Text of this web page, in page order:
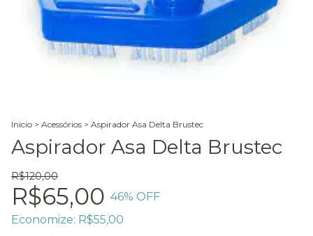
Início > Acessórios > Aspirador Asa Delta Brustec
Aspirador Asa Delta Brustec
R$120,00
R$65,00 46% OFF
Economize: R$55,00